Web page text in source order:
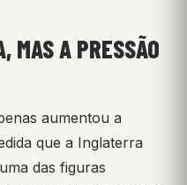
MAS A PRESSÃO
aumentou a
que a Inglaterra
das figuras